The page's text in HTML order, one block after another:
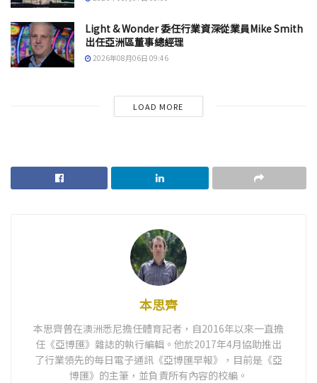
Light & Wonder 委任行業資深從業員Mike Smith
出任亞洲區董事總經理
2026年08月06日 09:46
LOAD MORE
本思齊
本思齊曾在澳洲悉尼擔任體育記者，自2016年以來一直擔
任《亞博匯》雜誌的執行編輯。他於2017年4月協助推出
了行業領先的每日電子通訊《亞博匯早報》，目前是《亞
博匯》的主筆，並負責所有內容的校編。